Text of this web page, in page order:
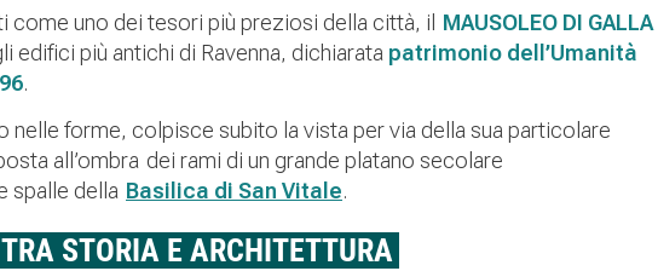
come uno dei tesori più preziosi della città, il MAUSOLEO DI GALLA
edifici più antichi di Ravenna, dichiarata patrimonio dell’Umanità
.
nelle forme, colpisce subito la vista per via della sua particolare
all’ombra dei rami di un grande platano secolare
spalle della Basilica di San Vitale.
STORIA E ARCHITETTURA